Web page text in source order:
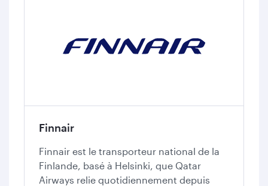
Finnair
Finnair est le transporteur national de la
Finlande, basé à Helsinki, que Qatar
Airways relie quotidiennement depuis